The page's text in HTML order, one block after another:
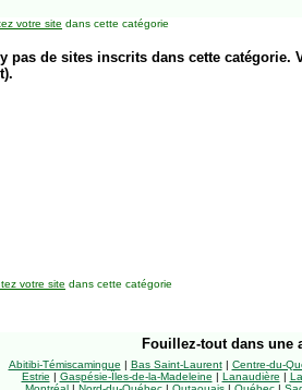
votre site dans cette catégorie
pas de sites inscrits dans cette
votre site dans cette catégorie
Fouillez-tout dans une
Abitibi-Témiscamingue | Bas Saint-Laurent| Centre-du-
Estrie | Gaspésie-Îles-de-la-Madeleine | Lanaudière |